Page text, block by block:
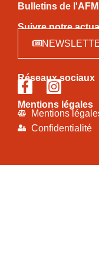
Bulletins de
Suivre notre
Réseaux sociaux
Mentions légales
Mentions
Confidentialité